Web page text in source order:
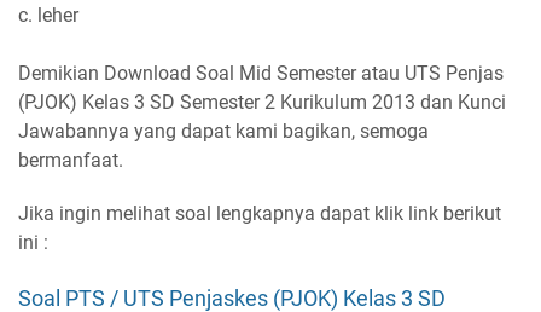
c. leher
Demikian Download Soal Mid Semester atau UTS Penjas
(PJOK) Kelas 3 SD Semester 2 Kurikulum 2013 dan Kunci
Jawabannya yang dapat kami bagikan, semoga
bermanfaat.
Jika ingin melihat soal lengkapnya dapat klik link berikut
ini :
Soal PTS / UTS Penjaskes (PJOK) Kelas 3 SD